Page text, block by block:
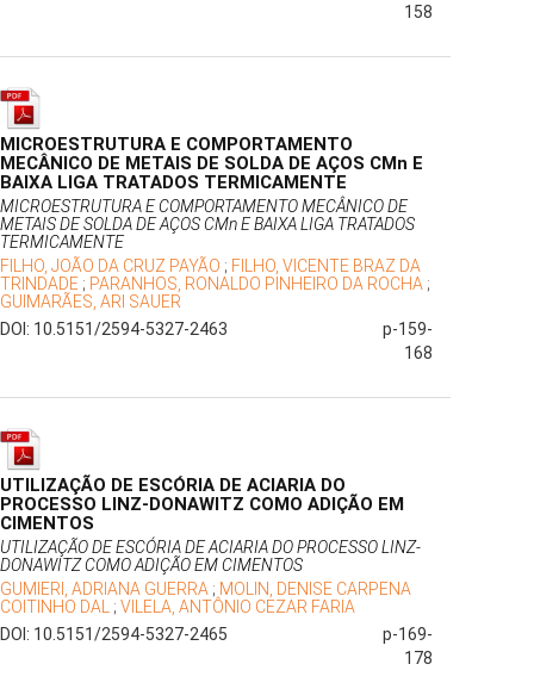
158
MICROESTRUTURA E COMPORTAMENTO
MECÂNICO DE METAIS DE SOLDA DE AÇOS CMn E
BAIXA LIGA TRATADOS TERMICAMENTE
MICROESTRUTURA E COMPORTAMENTO MECÂNICO DE
METAIS DE SOLDA DE AÇOS CMn E BAIXA LIGA TRATADOS
TERMICAMENTE
FILHO, JOÃO DA CRUZ PAYÃO ; FILHO, VICENTE BRAZ DA
TRINDADE ; PARANHOS, RONALDO PINHEIRO DA ROCHA ;
GUIMARÃES, ARI SAUER
DOI: 10.5151/2594-5327-2463
p-159-
168
UTILIZAÇÃO DE ESCÓRIA DE ACIARIA DO
PROCESSO LINZ-DONAWITZ COMO ADIÇÃO EM
CIMENTOS
UTILIZAÇÃO DE ESCÓRIA DE ACIARIA DO PROCESSO LINZ-
DONAWITZ COMO ADIÇÃO EM CIMENTOS
GUMIERI, ADRIANA GUERRA ; MOLIN, DENISE CARPENA
COITINHO DAL ; VILELA, ANTÔNIO CEZAR FARIA
DOI: 10.5151/2594-5327-2465
p-169-
178